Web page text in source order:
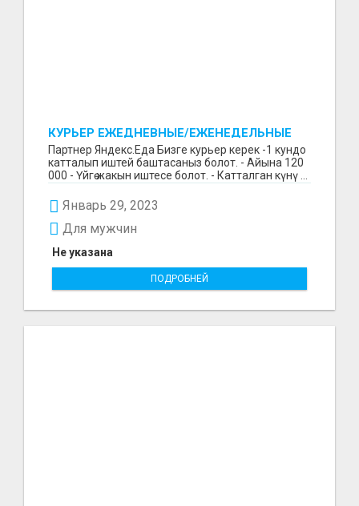
КУРЬЕР ЕЖЕДНЕВНЫЕ/ЕЖЕНЕДЕЛЬНЫЕ
ВЫПЛАТЫ
Партнер Яндекс.Еда Бизге курьер керек -1 кундо
катталып иштей баштасаныз болот. - Айына 120
000 - Үйгө жакын иштесе болот. - Катталган күнү ...
Январь 29, 2023
Не указана
Для мужчин
ПОДРОБНЕЙ